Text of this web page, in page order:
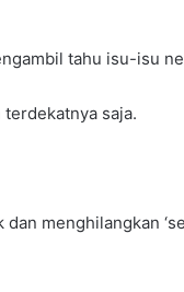
tahu isu-isu
saja.
menghilangkan